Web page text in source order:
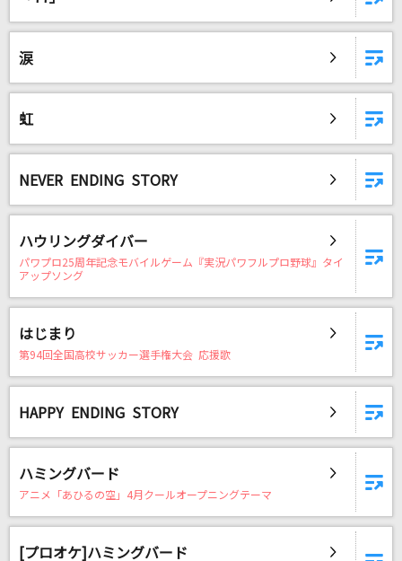
涙
虹
NEVER ENDING STORY
ハウリングダイバー
パワプロ25周年記念モバイルゲーム『実況パワフルプロ野球』タイ
アップソング
はじまり
第94回全国高校サッカー選手権大会 応援歌
HAPPY ENDING STORY
ハミングバード
アニメ「あひるの空」4月クールオープニングテーマ
[プロオケ]ハミングバード